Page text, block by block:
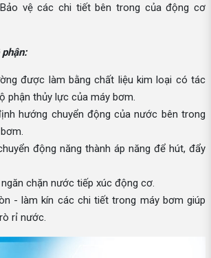
vệ các chi tiết bên trong của động cơ
được làm bằng chất liệu kim loại có tác
phận thủy lực của máy bơm.
hướng chuyển động của nước bên trong
động năng thành áp năng để hút, đẩy
chặn nước tiếp xúc động cơ.
- làm kín các chi tiết trong máy bơm giúp
rỉ nước.